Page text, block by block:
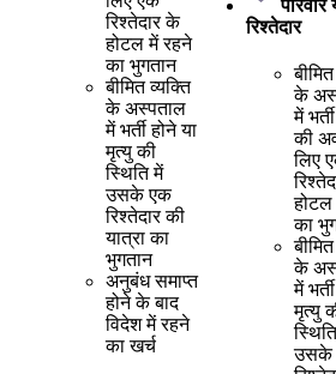
रिश्तेदार के
होटल में रहने
का भुगतान
बीमित व्यक्ति
के अस्पताल
में भर्ती होने या
मृत्यु की
स्थिति में
उसके एक
रिश्तेदार की
यात्रा का
भुगतान
अनुबंध समाप्त
होने के बाद
विदेश में रहने
का खर्च
परिवार
रिश्तेदार
के
में
की
लिए
का
के
में
मृत्यु
उसके